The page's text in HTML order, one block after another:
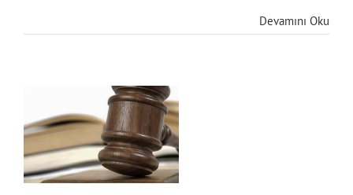
Devamını Oku